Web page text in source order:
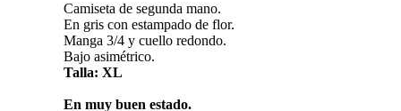
Camiseta de segunda mano.
En gris con estampado de flor.
Manga 3/4 y cuello redondo.
Bajo asimétrico.
Talla: XL
En muy buen estado.